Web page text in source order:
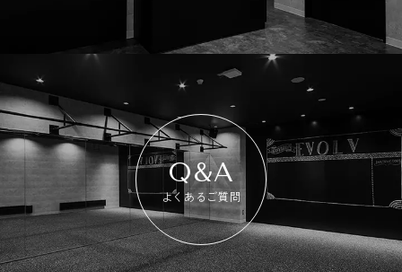
Q&A
よくあるご質問